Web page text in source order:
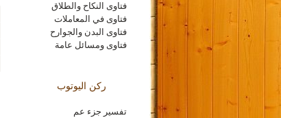
فتاوى النكاح والطلاق
فتاوى في المعاملات
فتاوى البدن والجوارح
فتاوى ومسائل عامة
ركن اليوتوب
تفسير جزء عم